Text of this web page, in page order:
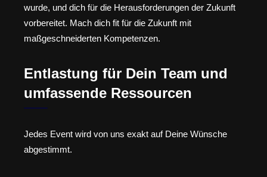
wurde, und dich für die Herausforderungen der Zukunft
vorbereitet. Mach dich fit für die Zukunft mit
maßgeschneiderten Kompetenzen.
Entlastung für Dein Team und
umfassende Ressourcen
Jedes Event wird von uns exakt auf Deine Wünsche
abgestimmt.